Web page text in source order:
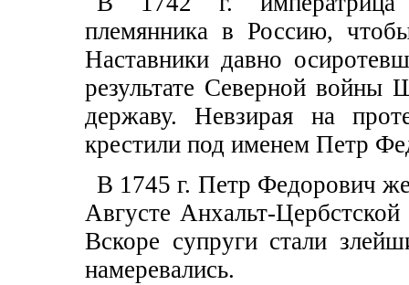
племянника в Россию,
Наставники давно
результате Северной
державу. Невзирая на
крестили под именем Петр
В 1745 г. Петр Федорович
Августе Анхальт-
Вскоре супруги стали
намеревались.